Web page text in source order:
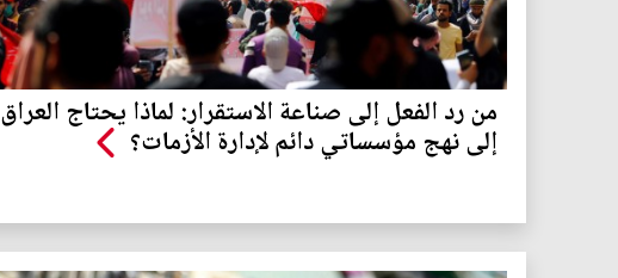
من رد الفعل إلى صناعة الاستقرار: لماذا يحتاج العراق
إلى نهج مؤسساتي دائم لإدارة الأزمات؟